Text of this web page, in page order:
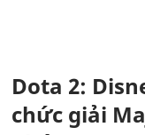
Dota 2:
chức giải